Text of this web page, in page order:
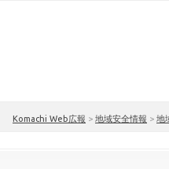
Komachi Web広報 > 地域安全情報 > 地